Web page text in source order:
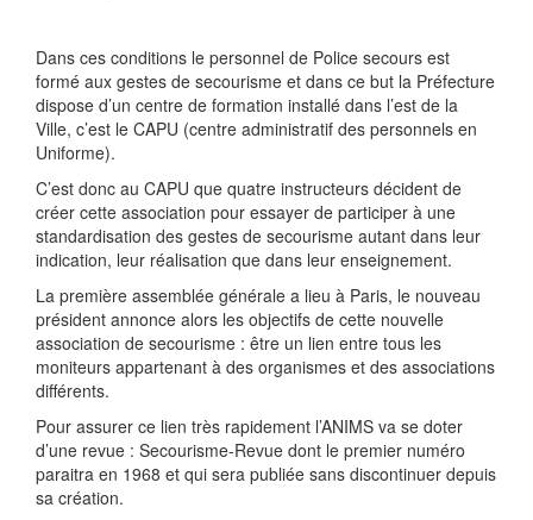
Dans ces conditions le personnel de Police secours est
formé aux gestes de secourisme et dans ce but la Préfecture
dispose d’un centre de formation installé dans l’est de la
Ville, c’est le CAPU (centre administratif des personnels en
Uniforme).
C’est donc au CAPU que quatre instructeurs décident de
créer cette association pour essayer de participer à une
standardisation des gestes de secourisme autant dans leur
indication, leur réalisation que dans leur enseignement.
La première assemblée générale a lieu à Paris, le nouveau
président annonce alors les objectifs de cette nouvelle
association de secourisme : être un lien entre tous les
moniteurs appartenant à des organismes et des associations
différents.
Pour assurer ce lien très rapidement l’ANIMS va se doter
d’une revue : Secourisme-Revue dont le premier numéro
paraitra en 1968 et qui sera publiée sans discontinuer depuis
sa création.